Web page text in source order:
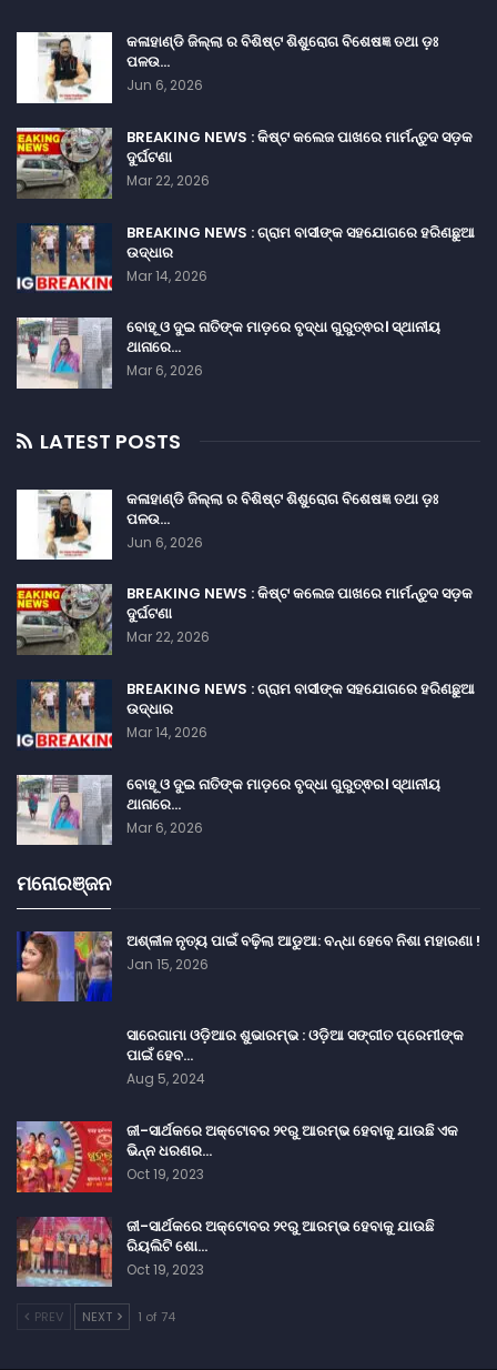
କଳାହାଣ୍ଡି ଜିଲ୍ଲା ର ବିଶିଷ୍ଟ ଶିଶୁରୋଗ ବିଶେଷଜ୍ଞ ତଥା ଡ଼ଃ
ପଳଉ…
Jun 6, 2026
BREAKING NEWS : କିଷ୍ଟ କଲେଜ ପାଖରେ ମାର୍ମନ୍ତୁଦ ସଡ଼କ
ଦୁର୍ଘଟଣା
Mar 22, 2026
BREAKING NEWS : ଗ୍ରାମ ବାସୀଙ୍କ ସହଯୋଗରେ ହରିଣଛୁଆ
ଉଦ୍ଧାର
Mar 14, 2026
ବୋହୂ ଓ ଦୁଇ ନାତିଙ୍କ ମାଡ଼ରେ ବୃଦ୍ଧା ଗୁରୁତ୍ଵର। ସ୍ଥାନୀୟ
ଥାନାରେ…
Mar 6, 2026
LATEST POSTS
କଳାହାଣ୍ଡି ଜିଲ୍ଲା ର ବିଶିଷ୍ଟ ଶିଶୁରୋଗ ବିଶେଷଜ୍ଞ ତଥା ଡ଼ଃ
ପଳଉ…
Jun 6, 2026
BREAKING NEWS : କିଷ୍ଟ କଲେଜ ପାଖରେ ମାର୍ମନ୍ତୁଦ ସଡ଼କ
ଦୁର୍ଘଟଣା
Mar 22, 2026
BREAKING NEWS : ଗ୍ରାମ ବାସୀଙ୍କ ସହଯୋଗରେ ହରିଣଛୁଆ
ଉଦ୍ଧାର
Mar 14, 2026
ବୋହୂ ଓ ଦୁଇ ନାତିଙ୍କ ମାଡ଼ରେ ବୃଦ୍ଧା ଗୁରୁତ୍ଵର। ସ୍ଥାନୀୟ
ଥାନାରେ…
Mar 6, 2026
ମନୋରଞ୍ଜନ
ଅଶ୍ଳୀଳ ନୃତ୍ୟ ପାଇଁ ବଢ଼ିଲା ଆଡୁଆ: ବନ୍ଧା ହେବେ ନିଶା ମହାରଣା !
Jan 15, 2026
ସାରେଗାମା ଓଡ଼ିଆର ଶୁଭାରମ୍ଭ : ଓଡ଼ିଆ ସଙ୍ଗୀତ ପ୍ରେମୀଙ୍କ
ପାଇଁ ହେବ…
Aug 5, 2024
ଜୀ-ସାର୍ଥକରେ ଅକ୍ଟୋବର ୨୧ରୁ ଆରମ୍ଭ ହେବାକୁ ଯାଉଛି ଏକ
ଭିନ୍ନ ଧରଣର…
Oct 19, 2023
ଜୀ-ସାର୍ଥକରେ ଅକ୍ଟୋବର ୨୧ରୁ ଆରମ୍ଭ ହେବାକୁ ଯାଉଛି
ରିୟଲିଟି ଶୋ…
Oct 19, 2023
PREV NEXT 1 of 74